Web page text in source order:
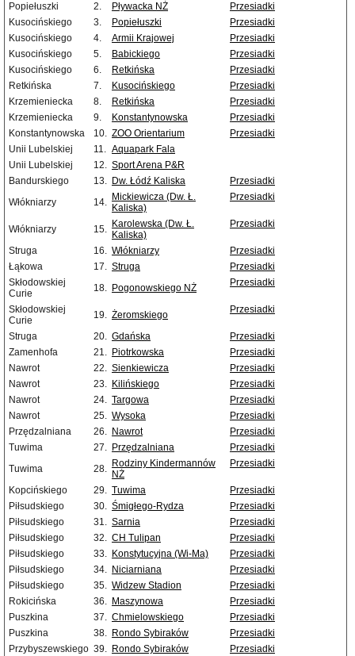
Popiełuszki
2. Pływacka NŻ
Przesiadki
Kusocińskiego
3. Popiełuszki
Przesiadki
Kusocińskiego
4. Armii Krajowej
Przesiadki
Kusocińskiego
5. Babickiego
Przesiadki
Kusocińskiego
6. Retkińska
Przesiadki
Retkińska
7. Kusocińskiego
Przesiadki
Krzemieniecka
8. Retkińska
Przesiadki
Krzemieniecka
9. Konstantynowska
Przesiadki
Konstantynowska
10. ZOO Orientarium
Przesiadki
Unii Lubelskiej
11. Aquapark Fala
Unii Lubelskiej
12. Sport Arena P&R
Bandurskiego
13. Dw. Łódź Kaliska
Przesiadki
Włókniarzy
14. Mickiewicza (Dw. Ł.
Kaliska)
Przesiadki
Włókniarzy 15. Karolewska (Dw. Ł.
Kaliska)
Przesiadki
Struga 16. Włókniarzy
Przesiadki
Łąkowa
17. Struga
Przesiadki
Skłodowskiej
Curie
18. Pogonowskiego NŻ Przesiadki
Skłodowskiej
Curie
19. Żeromskiego Przesiadki
Struga 20. Gdańska
Przesiadki
Zamenhofa
21. Piotrkowska
Przesiadki
Nawrot
22. Sienkiewicza
Przesiadki
Nawrot
23. Kilińskiego
Przesiadki
Nawrot
24. Targowa
Przesiadki
Nawrot
25. Wysoka
Przesiadki
Przędzalniana
26. Nawrot
Przesiadki
Tuwima
27. Przędzalniana
Przesiadki
Tuwima
28. Rodziny Kindermannów
NŻ
Przesiadki
Kopcińskiego 29. Tuwima
Przesiadki
Piłsudskiego
30. Śmigłego-Rydza
Przesiadki
Piłsudskiego
31. Sarnia
Przesiadki
Piłsudskiego
32. CH Tulipan
Przesiadki
Piłsudskiego
33. Konstytucyjna (Wi-Ma)
Przesiadki
Piłsudskiego
34. Niciarniana
Przesiadki
Piłsudskiego
35. Widzew Stadion
Przesiadki
Rokicińska
36. Maszynowa
Przesiadki
Puszkina
37. Chmielowskiego
Przesiadki
Puszkina
38. Rondo Sybiraków
Przesiadki
Przybyszewskiego 39. Rondo Sybiraków
Przesiadki